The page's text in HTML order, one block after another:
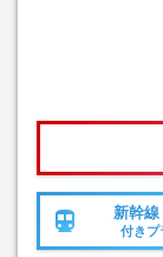
新幹線
付きプ